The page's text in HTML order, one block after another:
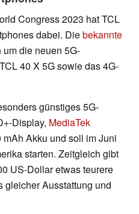
Congress 2023 hat TCL
dabei. Diebekannte
um die neuen 5G-
40 X 5G sowie das 4G-
günstiges 5G-
Display, MediaTek
mAh Akku und soll im Juni
starten. Zeitgleich gibt
US-Dollar etwas teurere
gleicher Ausstattung und